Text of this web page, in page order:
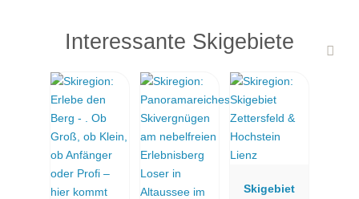
Interessante Skigebiete
Skigebiet